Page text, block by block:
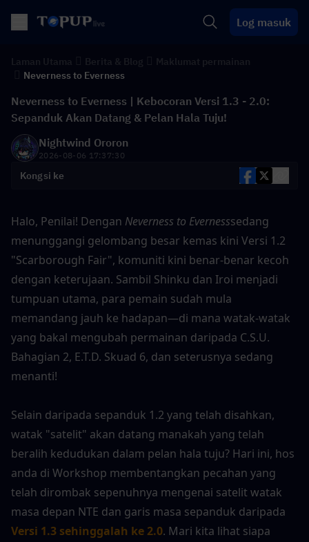
Log masuk
Neverness to Everness
Neverness to Everness | Kebocoran Versi 1.3 - 2.0:
Sepanduk Akan Datang & Pelan Hala Tuju!
Nightwind Ororon
2026-08-06 17:37:30
Kongsi ke
Halo, Penilai! Dengan Neverness to Evernesssedang
menunggangi gelombang besar kemas kini Versi 1.2
"Scarborough Fair", komuniti kini benar-benar kecoh
dengan keterujaan. Sambil Shinku dan Iroi menjadi
tumpuan utama, para pemain sudah mula
memandang jauh ke hadapan—di mana watak-watak
yang bakal mengubah permainan daripada C.S.U.
Bahagian 2, E.T.D. Skuad 6, dan seterusnya sedang
menanti!
Selain daripada sepanduk 1.2 yang telah disahkan,
watak "satelit" akan datang manakah yang telah
beralih kedudukan dalam pelan hala tuju? Hari ini, hos
anda di Workshop membentangkan pecahan yang
telah dirombak sepenuhnya mengenai satelit watak
masa depan NTE dan garis masa sepanduk daripada
Versi 1.3 sehinggalah ke 2.0. Mari kita lihat siapa